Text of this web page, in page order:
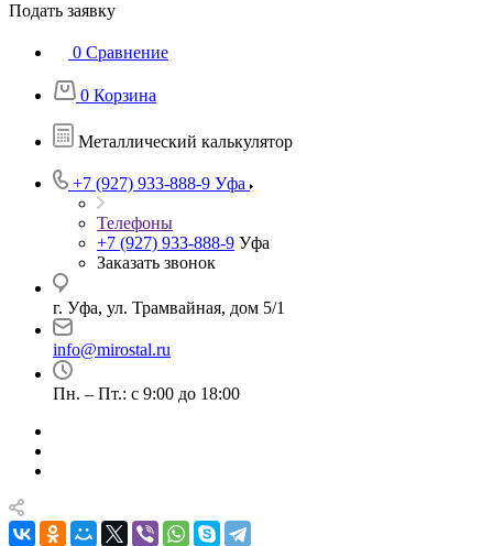
Подать заявку
0 Сравнение
0 Корзина
Металлический калькулятор
+7 (927) 933-888-9 Уфа
Телефоны
+7 (927) 933-888-9 Уфа
Заказать звонок
г. Уфа, ул. Трамвайная, дом 5/1
info@mirostal.ru
Пн. – Пт.: с 9:00 до 18:00